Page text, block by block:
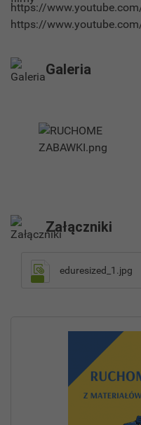
https://
https://
Galeria
Załączniki
eduresized_1.jpg